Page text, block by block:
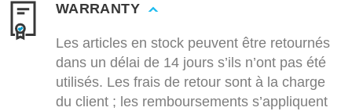
WARRANTY
Les articles en stock peuvent être retournés
dans un délai de 14 jours s’ils n’ont pas été
utilisés. Les frais de retour sont à la charge
du client ; les remboursements s’appliquent